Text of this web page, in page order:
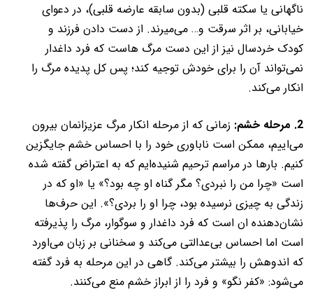
ناگهانی یا سکته قلبی (بدون سابقه عارضه قلبی)، در دعوای
خیابانی، بر اثر سرقت و… می‌میرند. از دست دادن فرزند و
کودک خردسال نیز از این دست مرگ هاست که فرد داغدار
نمی‌تواند آن را برای خودش توجیه کند؛ پس کل پدیده مرگ را
انکار می‌کند.
2. مرحله خشم:
زمانی که از مرحله انکار مرگ عزیزانمان بیرون
می‌اییم، ممکن است ناباوری خود را با احساس خشم جایگزین
کنیم. بارها در مراسم ترحیم شنیده‌ایم که به اعتراض گفته شده
است «چرا من را نبردی؟ مگر گناه او چه بود؟» یا «او که در
زندگی به چیزی نرسیده بود، چرا او را بردی؟». این حرف‌ها
نشان‌دهنده ان است که فرد داغدار و سوگوار، مرگ را پذیرفته
است اما احساس بی‌عدالتی می‌کند و سخنانی بر زبان می‌اورد
که اندوهش را بیشتر می‌کند. گاهی در این مرحله به فرد گفته
می‌شود: «کفر نگو» و فرد را از ابراز خشم منع می‌کنند.